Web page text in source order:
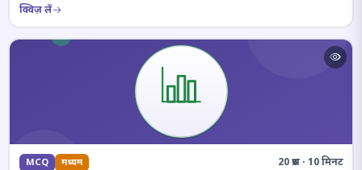
क्विज़ लें
MCQ मध्यम 20 प्रश्न · 10 मिनट